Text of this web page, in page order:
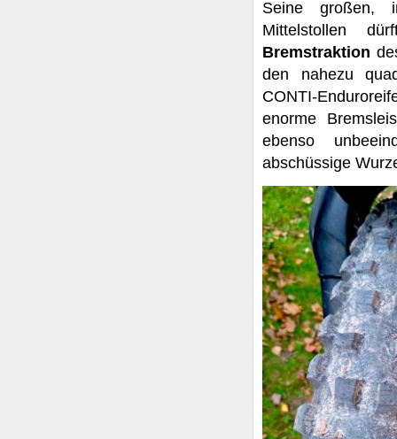
Seine großen,
Mittelstollen
Bremstraktion
den nahezu
CONTI-
enorme
ebenso
abschüssige